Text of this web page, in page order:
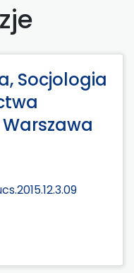
Socjologia